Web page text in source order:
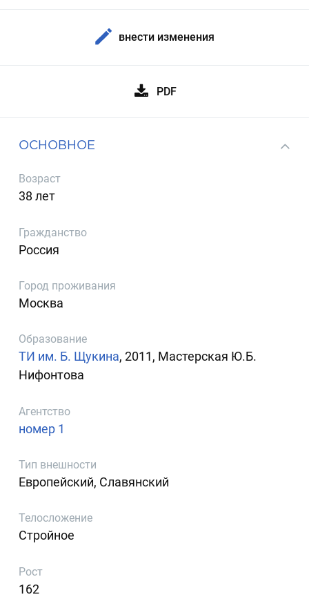
внести изменения
PDF
ОСНОВНОЕ
Возраст
38 лет
Гражданство
Россия
Город проживания
Москва
Образование
ТИ им. Б. Щукина, 2011, Мастерская Ю.Б.
Нифонтова
Агентство
номер 1
Тип внешности
Европейский, Славянский
Телосложение
Стройное
Рост
162